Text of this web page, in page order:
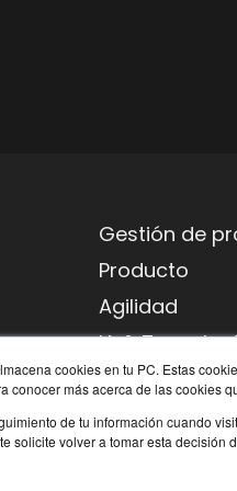
cookies en tu PC. Estas
conocer más acerca de las cookies
de tu información cuando
solicite volver a tomar esta decisión
Gestión de
Producto
Agilidad
IA &
Habilidades